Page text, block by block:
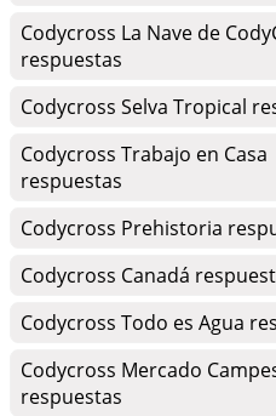
Codycross La Nave de
respuestas
Codycross Selva Tropical
Codycross Trabajo en Casa
respuestas
Codycross Prehistoria
Codycross Canadá
Codycross Todo es Agua
Codycross Mercado
respuestas